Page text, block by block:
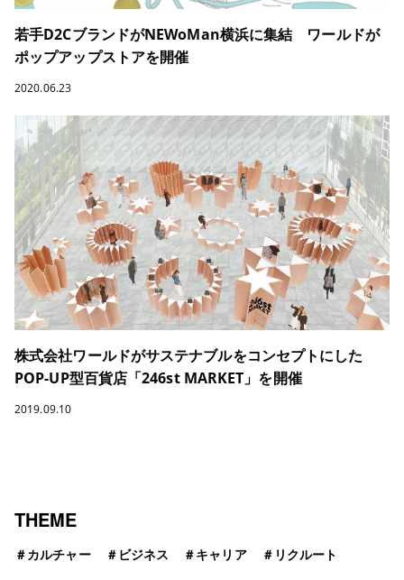
若手D2CブランドがNEWoMan横浜に集結 ワールドが
ポップアップストアを開催
2020.06.23
株式会社ワールドがサステナブルをコンセプトにした
POP-UP型百貨店「246st MARKET」を開催
2019.09.10
THEME
＃カルチャー ＃ ビジネス ＃キャリア ＃ リクルート